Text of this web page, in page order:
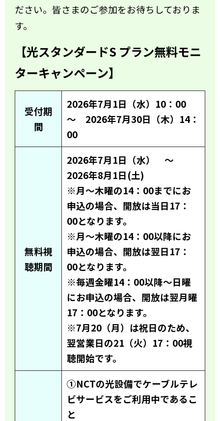
ださい。皆さまのご参加をお待ちしておりま
す。
【光スタンダードS プラン無料モニ
ターキャンペーン】
受付期
間
2026年7月1日（水）10：00
～ 2026年7月30日（木）14：
00
無料視
聴期間
2026年7月1日（水） ～
2026年8月1日(土)
※月～木曜の14：00までにお
申込の場合、開放は当日17：
00となります。
※月～木曜の14：00以降にお
申込の場合、開放は翌日17：
00となります。
※毎週金曜14：00以降～日曜
にお申込の場合、開放は翌月曜
17：00となります。
※7月20（月）は祝日のため、
翌営業日の21（火）17：00視
聴開始です。
①NCTの光設備でケーブルテレ
ビサービスをご利用中であるこ
と